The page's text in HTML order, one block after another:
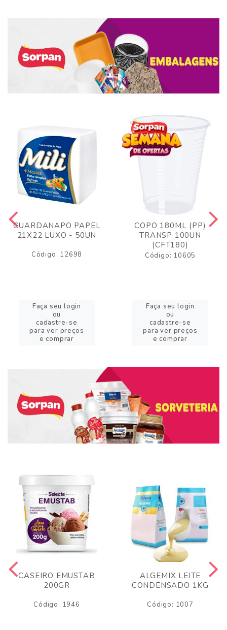
GUARDANAPO PAPEL
21X22 LUXO - 50UN
Código: 12698
Faça seu login
ou
cadastre-se
para ver preços
e comprar
COPO 180ML (PP)
TRANSP 100UN
(CFT180)
Código: 10605
Faça seu login
ou
cadastre-se
para ver preços
e comprar
CASEIRO EMUSTAB
200GR
Código: 1946
ALGEMIX LEITE
CONDENSADO 1KG
Código: 1007